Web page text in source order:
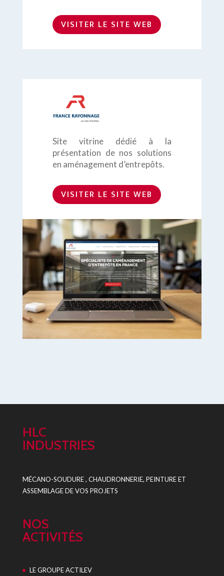
VISITER LE SITE WEB
Site vitrine dédié à la
présentation de nos solutions
en aménagement d’entrepôts.
VISITER LE SITE WEB
HLC
INDUSTRIES
MÉCANO-SOUDURE , CHAUDRONNERIE, PEINTURE ET
ASSEMBLAGE DE VOS PROJETS
NOS
ACTIVITÉS
LE GROUPE ACTILEV